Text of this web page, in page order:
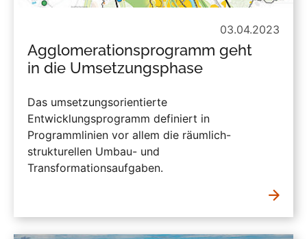
03.04.2023
Agglomerationsprogramm geht
in die Umsetzungsphase
Das umsetzungsorientierte
Entwicklungsprogramm definiert in
Programmlinien vor allem die räumlich-
strukturellen Umbau- und
Transformationsaufgaben.